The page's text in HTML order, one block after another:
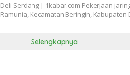
Deli Serdang | 1kabar.com Pekerjaan
Ramunia, Kecamatan Beringin, Kabupaten
Selengkapnya